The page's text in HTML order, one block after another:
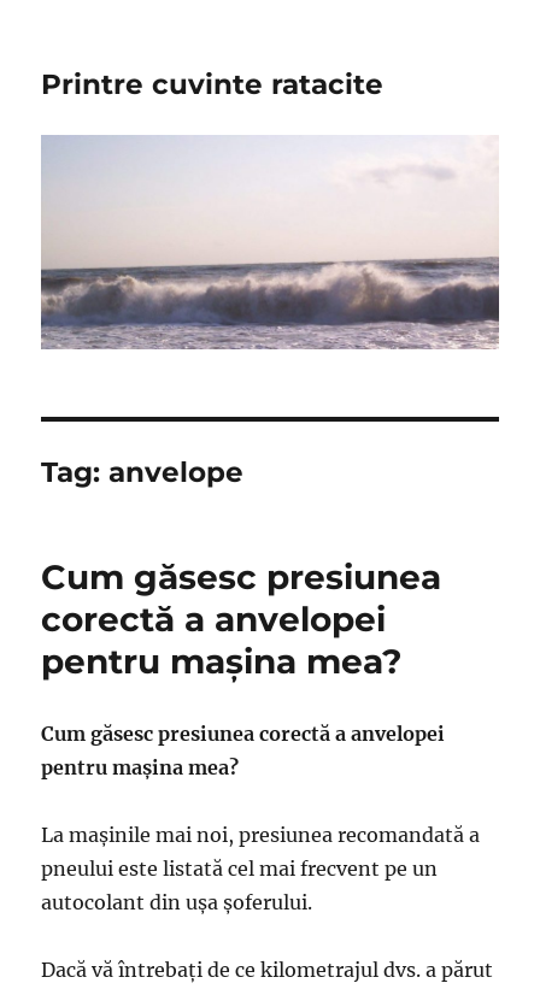
Printre cuvinte ratacite
Tag:anvelope
Cum găsesc presiunea
corectă a anvelopei
pentru mașina mea?
Cum găsesc presiunea corectă a anvelopei
pentru mașina mea?
La mașinile mai noi, presiunea recomandată a
pneului este listată cel mai frecvent pe un
autocolant din ușa șoferului.
Dacă vă întrebați de ce kilometrajul dvs. a părut